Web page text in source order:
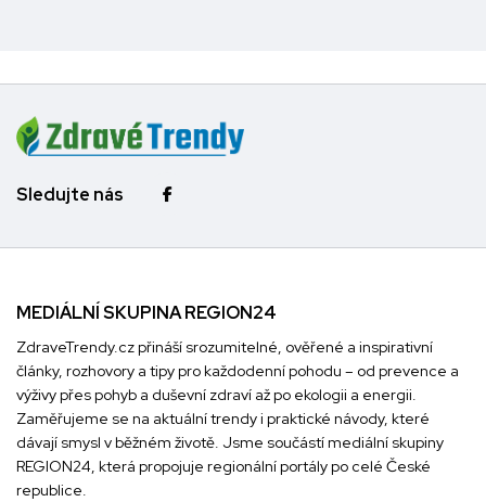
Sledujte nás
MEDIÁLNÍ SKUPINA REGION24
ZdraveTrendy.cz přináší srozumitelné, ověřené a inspirativní
články, rozhovory a tipy pro každodenní pohodu – od prevence a
výživy přes pohyb a duševní zdraví až po ekologii a energii.
Zaměřujeme se na aktuální trendy i praktické návody, které
dávají smysl v běžném životě. Jsme součástí mediální skupiny
REGION24, která propojuje regionální portály po celé České
republice.